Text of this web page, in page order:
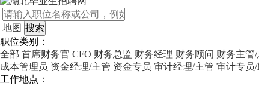
地图
职位类别：
全部 首席财务官 CFO 财务总监 财务经理 财务顾问 财务主管
成本管理员 资金经理/主管 资金专员 审计经理/主管 审计专员/
工作地点：